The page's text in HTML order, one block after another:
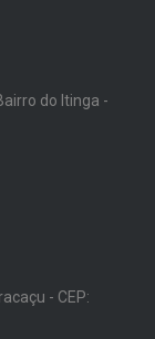
do Itinga -
- CEP: